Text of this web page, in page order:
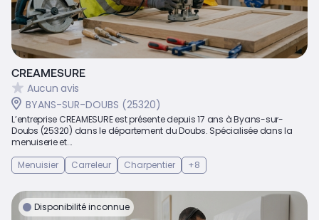
CREAMESURE
Aucun avis
BYANS-SUR-DOUBS (25320)
L’entreprise CREAMESURE est présente depuis 17 ans à Byans-sur-
Doubs (25320) dans le département du Doubs. Spécialisée dans la
menuiserie et...
Menuisier
Carreleur Charpentier +8
Disponibilité inconnue